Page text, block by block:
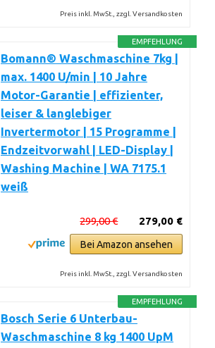
Preis inkl. MwSt., zzgl. Versandkosten
EMPFEHLUNG
Bomann® Waschmaschine 7kg |
max. 1400 U/min | 10 Jahre
Motor-Garantie | effizienter,
leiser & langlebiger
Invertermotor | 15 Programme |
Endzeitvorwahl | LED-Display |
Washing Machine | WA 7175.1
weiß
279,00 €
299,00 €
Bei Amazon ansehen
Preis inkl. MwSt., zzgl. Versandkosten
EMPFEHLUNG
Bosch Serie 6 Unterbau-
Waschmaschine 8 kg 1400 UpM